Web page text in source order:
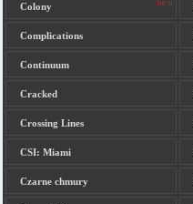
Colony
Complications
Continuum
Cracked
Crossing Lines
CSI: Miami
Czarne chmury